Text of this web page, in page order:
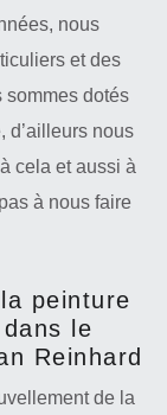
nous
et des
sommes dotés
d’ailleurs nous
cela et aussi à
à nous faire
peinture
le
Reinhard
de la